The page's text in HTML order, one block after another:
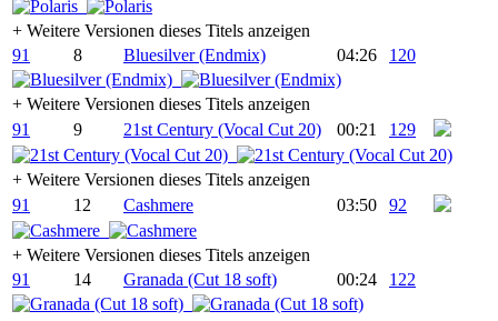
+ Weitere Versionen dieses Titels anzeigen
91
8 Bluesilver (Endmix) 04:26 120
+ Weitere Versionen dieses Titels anzeigen
91
9 21st Century (Vocal Cut 20) 00:21 129
+ Weitere Versionen dieses Titels anzeigen
91
12 Cashmere 03:50 92
+ Weitere Versionen dieses Titels anzeigen
91
14 Granada (Cut 18 soft) 00:24 122